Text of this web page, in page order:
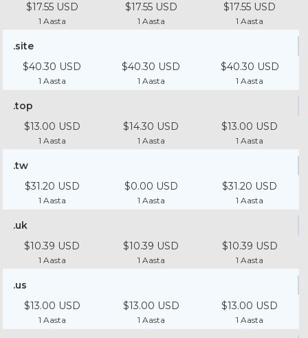
$17.55 USD
1 Aasta
$17.55 USD
1 Aasta
$17.55 USD
1 Aasta
.site
$40.30 USD
1 Aasta
$40.30 USD
1 Aasta
$40.30 USD
1 Aasta
.top
$13.00 USD
1 Aasta
$14.30 USD
1 Aasta
$13.00 USD
1 Aasta
.tw
$31.20 USD
1 Aasta
$0.00 USD
1 Aasta
$31.20 USD
1 Aasta
.uk
$10.39 USD
1 Aasta
$10.39 USD
1 Aasta
$10.39 USD
1 Aasta
.us
$13.00 USD
1 Aasta
$13.00 USD
1 Aasta
$13.00 USD
1 Aasta